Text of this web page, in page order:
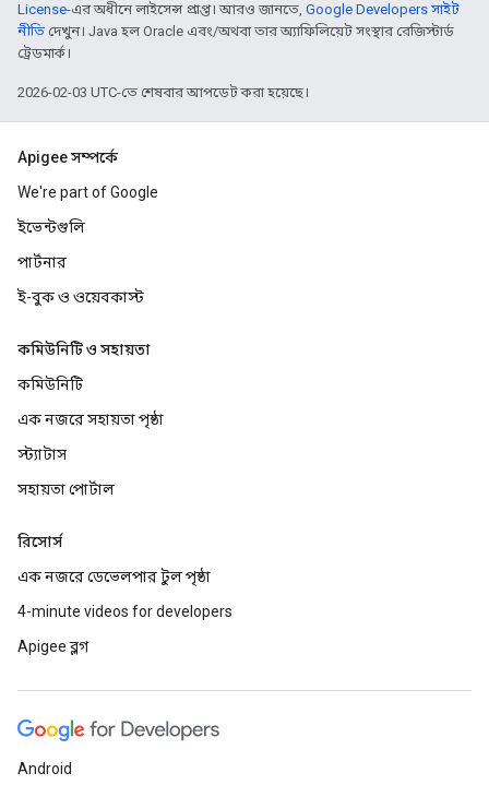
License-এর অধীনে লাইসেন্স প্রাপ্ত। আরও জানতে, Google Developers সাইট
নীতি দেখুন। Java হল Oracle এবং/অথবা তার অ্যাফিলিয়েট সংস্থার রেজিস্টার্ড
ট্রেডমার্ক।
2026-02-03 UTC-তে শেষবার আপডেট করা হয়েছে।
Apigee সম্পর্কে
We're part of Google
ইভেন্টগুলি
পার্টনার
ই-বুক ও ওয়েবকাস্ট
কমিউনিটি ও সহায়তা
কমিউনিটি
এক নজরে সহায়তা পৃষ্ঠা
স্ট্যাটাস
সহায়তা পোর্টাল
রিসোর্স
এক নজরে ডেভেলপার টুল পৃষ্ঠা
4-minute videos for developers
Apigee ব্লগ
Android